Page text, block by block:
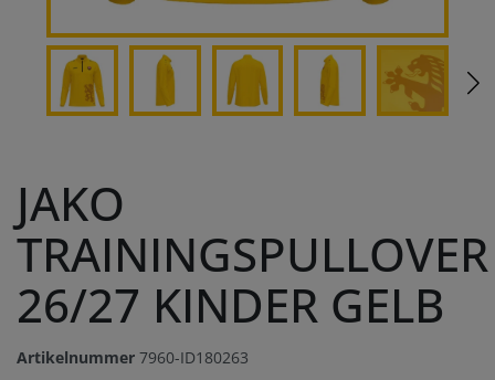
JAKO
TRAININGSPULLOVER
26/27 KINDER GELB
Artikelnummer 7960-ID180263